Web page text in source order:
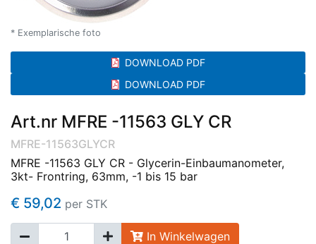
* Exemplarische foto
DOWNLOAD PDF
DOWNLOAD PDF
Art.nr MFRE -11563 GLY CR
MFRE-11563GLYCR
MFRE -11563 GLY CR - Glycerin-Einbaumanometer,
3kt- Frontring, 63mm, -1 bis 15 bar
€ 59,02 per STK
In Winkelwagen